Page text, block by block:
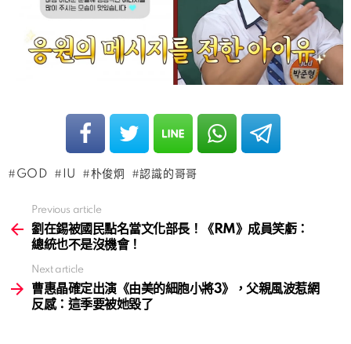
GOD IU 朴俊炯 認識的哥哥
more
Previous article
劉在錫被國民點名當文化部長！《RM》成員笑虧：
總統也不是沒機會！
Next article
曹惠晶確定出演《由美的細胞小將3》，父親風波惹網
反感：這季要被她毀了